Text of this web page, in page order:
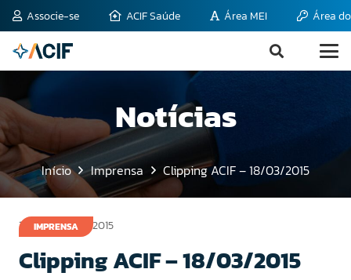
Associe-se ACIF Saúde Área MEI Área
Notícias
Início Imprensa Clipping ACIF – 18/03/2015
IMPRENSA
18 de março de 2015
Clipping ACIF – 18/03/2015